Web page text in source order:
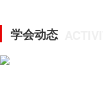
学会动态